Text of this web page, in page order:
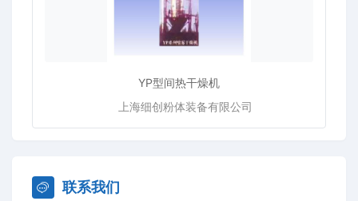
YP型间热干燥机
上海细创粉体装备有限公司
联系我们